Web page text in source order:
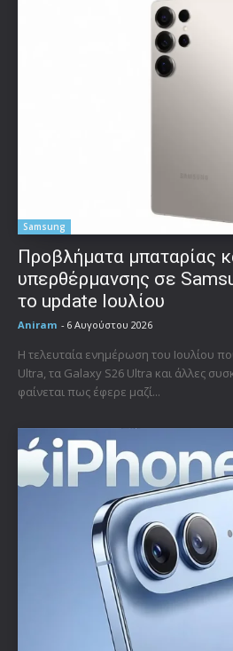
Samsung
Προβλήματα μπαταρίας
υπερθέρμανσης σε
το update Ιουλίου
Aniram - 6 Αυγούστου 2026
Η τελευταία ενημέρωση του Ιουλίου
Ultra, τα Galaxy S26 Ultra και άλλες
φαίνεται πως έφερε μαζί...